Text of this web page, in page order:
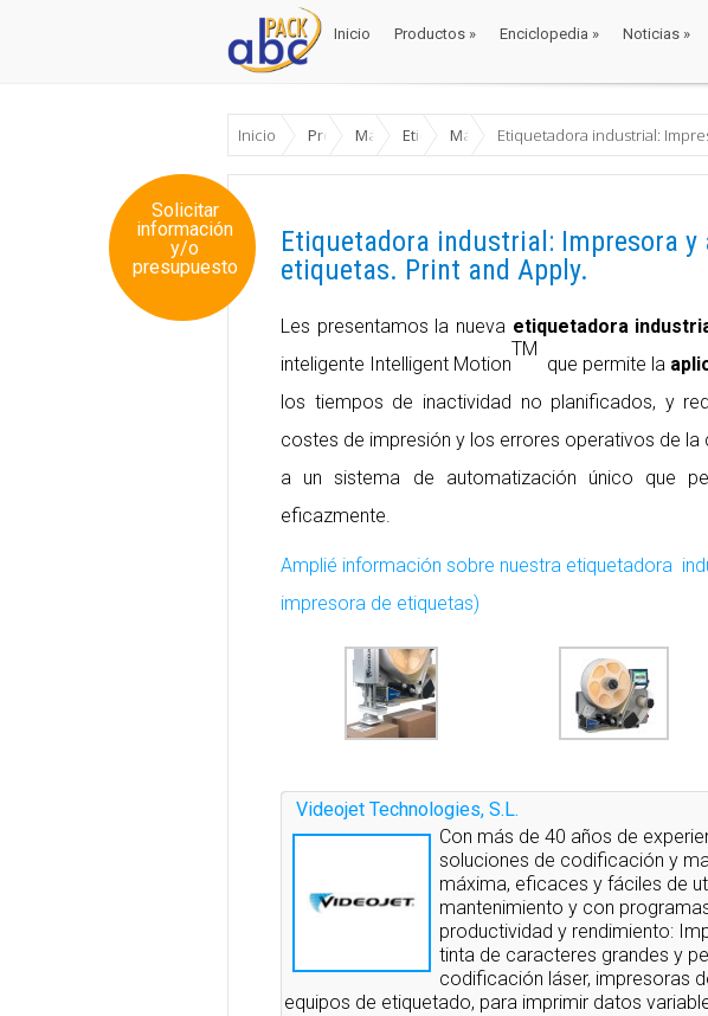
Inicio Productos » Enciclopedia » Noticias »
Inicio ProductosMáquinas Envase y Embalaje
Etiquetadoras
Máquinas etiquetadoras y
Etiquetadora industrial:
Solicitar
información
y/o
presupuesto
Etiquetadora industrial: Impresora y
etiquetas. Print and Apply.
Les presentamos la nueva etiquetadora
inteligente Intelligent Motion
TM
que permite la
los tiempos de inactividad no planificados, y
costes de impresión y los errores operativos de
a un sistema de automatización único que
eficazmente.
Amplié información sobre nuestra etiquetadora
impresora de etiquetas)
Videojet Technologies, S.L.
Con más de 40 años de
soluciones de codificación y
máxima, eficaces y fáciles de
mantenimiento y con
productividad y rendimiento:
tinta de caracteres grandes y
codificación láser, impresoras
equipos de etiquetado, para imprimir datos